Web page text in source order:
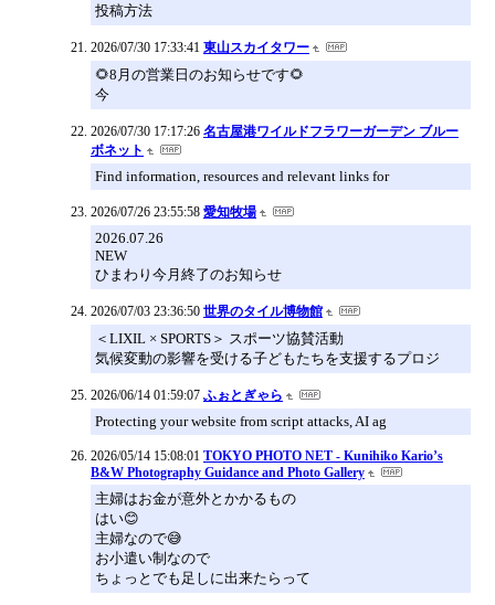
投稿方法
2026/07/30 17:33:41 東山スカイタワー
🌻8月の営業日のお知らせです🌻
今
2026/07/30 17:17:26 名古屋港ワイルドフラワーガーデン ブルー
ボネット
Find information, resources and relevant links for
2026/07/26 23:55:58 愛知牧場
2026.07.26
NEW
ひまわり今月終了のお知らせ
2026/07/03 23:36:50 世界のタイル博物館
＜LIXIL × SPORTS＞ スポーツ協賛活動
気候変動の影響を受ける子どもたちを支援するプロジ
2026/06/14 01:59:07 ふぉとぎゃら
Protecting your website from script attacks, AI ag
2026/05/14 15:08:01 TOKYO PHOTO NET - Kunihiko Kario’s
B&W Photography Guidance and Photo Gallery
主婦はお金が意外とかかるもの
はい😊
主婦なので😅
お小遣い制なので
ちょっとでも足しに出来たらって